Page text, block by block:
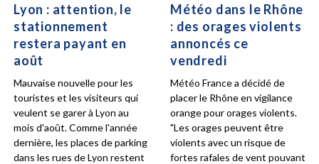
Lyon : attention, le
stationnement
restera payant en
août
Mauvaise nouvelle pour les
touristes et les visiteurs qui
veulent se garer à Lyon au
mois d'août. Comme l'année
dernière, les places de parking
dans les rues de Lyon restent
Météo dans le Rhône
: des orages violents
annoncés ce
vendredi
Météo France a décidé de
placer le Rhône en vigilance
orange pour orages violents.
"Les orages peuvent être
violents avec un risque de
fortes rafales de vent pouvant